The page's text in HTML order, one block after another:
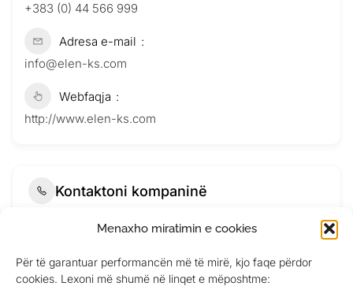
Menaxho miratimin e cookies
Për të garantuar performancën më të mirë, kjo faqe përdor
cookies. Lexoni më shumë në linqet e mëposhtme:
+383 (0) 44 566 999
Adresa e-mail
info@elen-ks.com
Webfaqja
http://www.elen-ks.com
Kontaktoni kompaninë